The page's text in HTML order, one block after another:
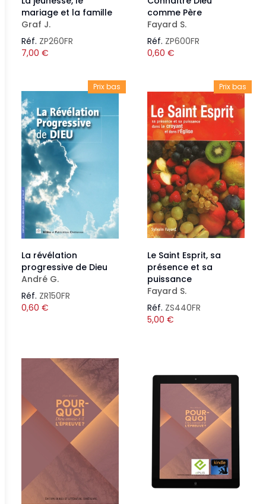
mariage et la famille
Graf J.
Réf. ZP260FR
7,00 €
comme Père
Fayard S.
Réf. ZP600FR
0,60 €
Prix bas
La révélation
progressive de Dieu
André G.
Réf. ZR150FR
0,60 €
Prix bas
Le Saint Esprit, sa
présence et sa
puissance
Fayard S.
Réf. ZS440FR
5,00 €